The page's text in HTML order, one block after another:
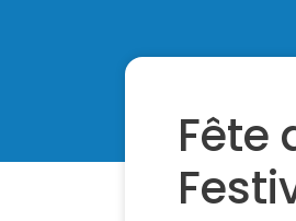
Fête